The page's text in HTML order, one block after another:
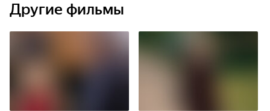
Другие фильмы